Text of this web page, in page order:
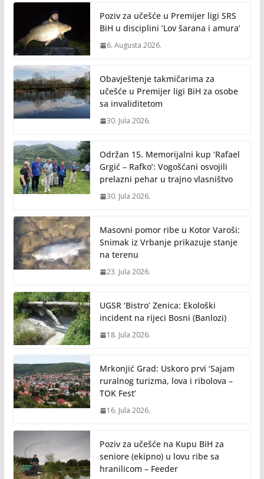
o
k
n
k
Poziv za učešće u Premijer ligi SRS
BiH u disciplini ‘Lov šarana i amura’
6. Augusta 2026.
Obavještenje takmičarima za
učešće u Premijer ligi BiH za osobe
sa invaliditetom
30. Jula 2026.
Održan 15. Memorijalni kup ‘Rafael
Grgić – Rafko’: Vogošćani osvojili
prelazni pehar u trajno vlasništvo
30. Jula 2026.
Masovni pomor ribe u Kotor Varoši:
Snimak iz Vrbanje prikazuje stanje
na terenu
23. Jula 2026.
UGSR ‘Bistro’ Zenica: Ekološki
incident na rijeci Bosni (Banlozi)
18. Jula 2026.
Mrkonjić Grad: Uskoro prvi ‘Sajam
ruralnog turizma, lova i ribolova –
TOK Fest’
16. Jula 2026.
Poziv za učešće na Kupu BiH za
seniore (ekipno) u lovu ribe sa
hranilicom – Feeder